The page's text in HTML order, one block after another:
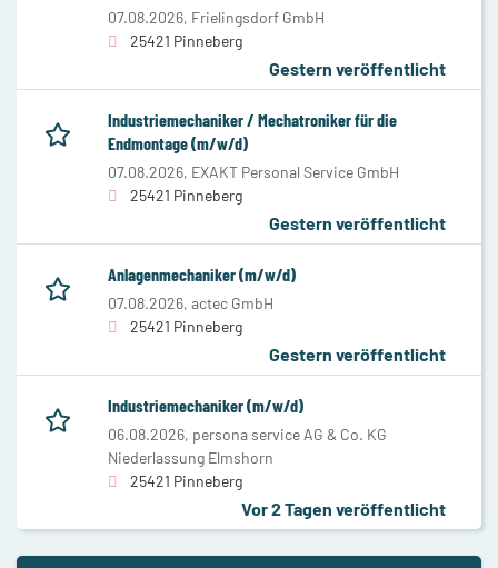
07.08.2026, Frielingsdorf GmbH
25421 Pinneberg
Gestern veröffentlicht
Industriemechaniker / Mechatroniker für die
Endmontage (m/w/d)
07.08.2026, EXAKT Personal Service GmbH
25421 Pinneberg
Gestern veröffentlicht
Anlagenmechaniker (m/w/d)
07.08.2026, actec GmbH
25421 Pinneberg
Gestern veröffentlicht
Industriemechaniker (m/w/d)
06.08.2026, persona service AG & Co. KG
Niederlassung Elmshorn
25421 Pinneberg
Vor 2 Tagen veröffentlicht